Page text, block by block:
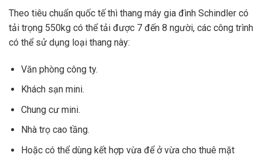
Theo tiêu chuẩn quốc tế thì thang máy gia đình Schindler có
tải trọng 550kg có thể tải được 7 đến 8 người, các công trình
có thể sử dụng loại thang này:
Văn phòng công ty.
Khách sạn mini.
Chung cư mini.
Nhà trọ cao tầng.
Hoặc có thể dùng kết hợp vừa để ở vừa cho thuê mặt